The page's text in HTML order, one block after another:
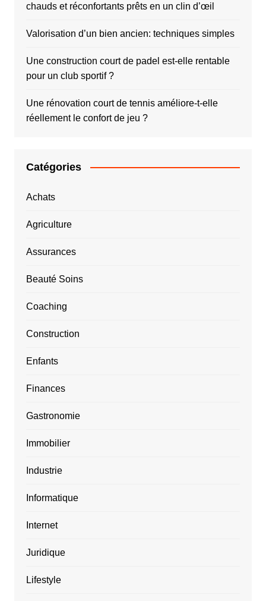
chauds et réconfortants prêts en un clin d’œil
Valorisation d’un bien ancien: techniques simples
Une construction court de padel est-elle rentable
pour un club sportif ?
Une rénovation court de tennis améliore-t-elle
réellement le confort de jeu ?
Catégories
Achats
Agriculture
Assurances
Beauté Soins
Coaching
Construction
Enfants
Finances
Gastronomie
Immobilier
Industrie
Informatique
Internet
Juridique
Lifestyle